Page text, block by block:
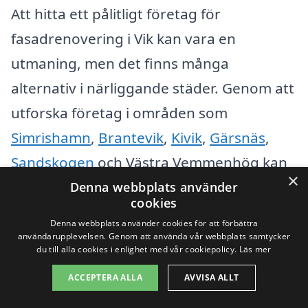
Att hitta ett pålitligt företag för
fasadrenovering i Vik kan vara en
utmaning, men det finns många
alternativ i närliggande städer. Genom att
utforska företag i områden som
Simrishamn, Brantevik, Kivik, Gärsnäs,
Sandskogenoch Västra Vemmenhög kan
du öka dina chanser att få det bästa
erbjudandet och den bästa servicen för
ditt renoveringsprojekt.
När du letar efter fasadrenovering i Vik är
×
Denna webbplats använder
cookies
Denna webbplats använder cookies för att förbättra
användarupplevelsen. Genom att använda vår webbplats samtycker
du till alla cookies i enlighet med vår cookiepolicy. Läs mer
ACCEPTERA ALLA AVVISA ALLT